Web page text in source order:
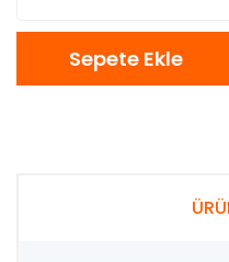
Sepete Ekle